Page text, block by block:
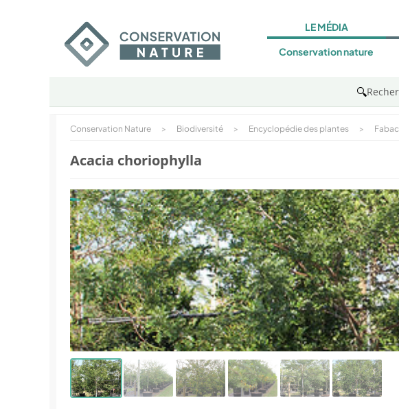
LE MÉDIA
Conservation nature
🔍
Conservation Nature > Biodiversité > Encyclopédie des plantes >
Acacia choriophylla